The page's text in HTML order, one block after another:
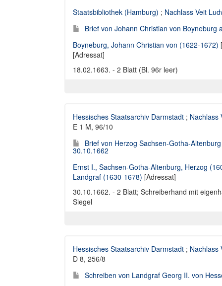
Staatsbibliothek (Hamburg) ; Nachlass Veit
Brief von Johann Christian von Boyneburg
Boyneburg, Johann Christian von (1622-1672)
[Adressat]
18.02.1663. - 2 Blatt (Bl. 96r leer)
Hessisches Staatsarchiv Darmstadt ; Nachlass
E 1 M, 96/10
Brief von Herzog Sachsen-Gotha-
30.10.1662
Ernst I., Sachsen-Gotha-Altenburg, Herzog
Landgraf (1630-1678) [Adressat]
30.10.1662. - 2 Blatt; Schreiberhand mit
Siegel
Hessisches Staatsarchiv Darmstadt ; Nachlass
D 8, 256/8
Schreiben von Landgraf Georg II. von